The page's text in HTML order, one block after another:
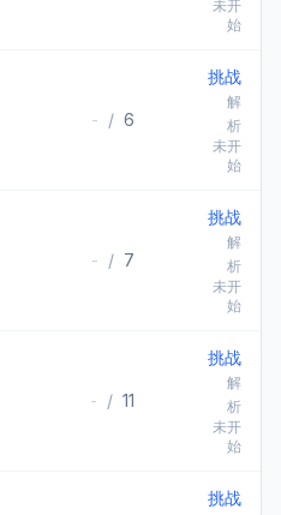
未开
始
- / 6
挑战
解
析
未开
始
- / 7
挑战
解
析
未开
始
- / 11
挑战
解
析
未开
始
挑战